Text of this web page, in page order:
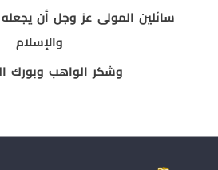
سائلين المولى عز وجل أن
والإسلام
وشكر الواهب وبورك